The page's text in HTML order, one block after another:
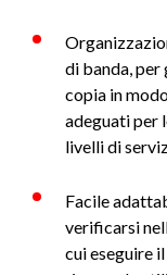
di banda, per
copia in
adeguati per
livelli di
Facile
verificarsi
cui eseguire